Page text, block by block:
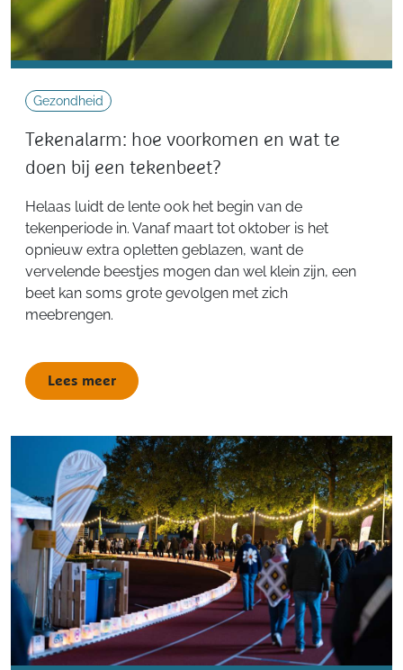
Gezondheid
Tekenalarm: hoe voorkomen en wat te
doen bij een tekenbeet?
Helaas luidt de lente ook het begin van de
tekenperiode in. Vanaf maart tot oktober is het
opnieuw extra opletten geblazen, want de
vervelende beestjes mogen dan wel klein zijn, een
beet kan soms grote gevolgen met zich
meebrengen.
Lees meer